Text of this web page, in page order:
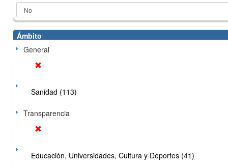
Ámbito
General
Sanidad (113)
Transparencia
Educación, Universidades, Cultura y Deportes (41)